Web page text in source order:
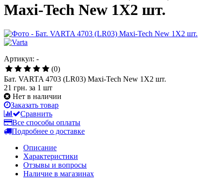
Maxi-Tech New 1X2 шт.
Артикул: -
(0)
Бат. VARTA 4703 (LR03) Maxi-Tech New 1X2 шт.
21 грн. за 1 шт
Нет в наличии
Заказать товар
Сравнить
Все способы оплаты
Подробнее о доставке
Описание
Характеристики
Отзывы и вопросы
Наличие в магазинах